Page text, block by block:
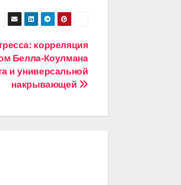
корреляция
Белла-Коулмана
и универсальной
накрывающей